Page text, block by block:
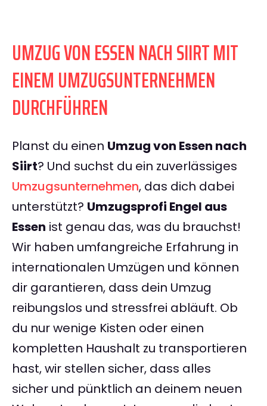
UMZUG VON ESSEN NACH SIIRT MIT
EINEM UMZUGSUNTERNEHMEN
DURCHFÜHREN
Planst du einen Umzug von Essen nach
Siirt? Und suchst du ein zuverlässiges
Umzugsunternehmen, das dich dabei
unterstützt? Umzugsprofi Engel aus
Essen ist genau das, was du brauchst!
Wir haben umfangreiche Erfahrung in
internationalen Umzügen und können
dir garantieren, dass dein Umzug
reibungslos und stressfrei abläuft. Ob
du nur wenige Kisten oder einen
kompletten Haushalt zu transportieren
hast, wir stellen sicher, dass alles
sicher und pünktlich an deinem neuen